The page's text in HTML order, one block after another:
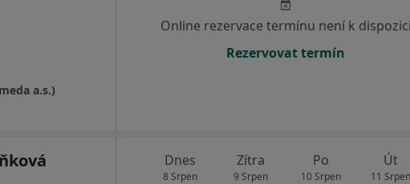
a.s.)
Online rezervace termínu není k dispozici
Rezervovat termín
Dnes
8 Srpen
Zítra
9 Srpen
Po
10 Srpen
Út
11 Srpen